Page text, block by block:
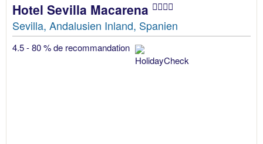
Hotel Sevilla Macarena
Sevilla, Andalusien Inland, Spanien
4.5 - 80 % de recommandation